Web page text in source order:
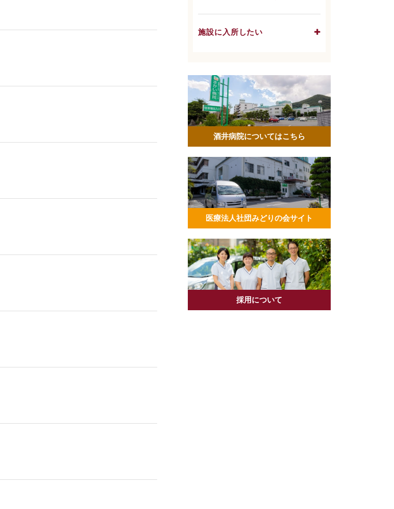
施設に入所したい
酒井病院についてはこちら
医療法人社団みどりの会サイト
採用について